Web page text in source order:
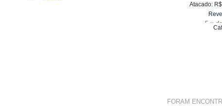
Atacado: R$
5 x de
FORAM